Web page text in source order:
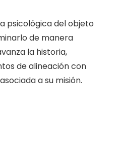
psicológica del objeto
de manera
la historia,
de alineación con
a su misión.